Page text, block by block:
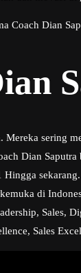
Coach Dian
sering
Dian
di
Sales